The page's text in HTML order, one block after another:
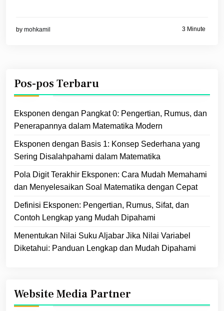
by mohkamil 3 Minute
Pos-pos Terbaru
Eksponen dengan Pangkat 0: Pengertian, Rumus, dan
Penerapannya dalam Matematika Modern
Eksponen dengan Basis 1: Konsep Sederhana yang
Sering Disalahpahami dalam Matematika
Pola Digit Terakhir Eksponen: Cara Mudah Memahami
dan Menyelesaikan Soal Matematika dengan Cepat
Definisi Eksponen: Pengertian, Rumus, Sifat, dan
Contoh Lengkap yang Mudah Dipahami
Menentukan Nilai Suku Aljabar Jika Nilai Variabel
Diketahui: Panduan Lengkap dan Mudah Dipahami
Website Media Partner